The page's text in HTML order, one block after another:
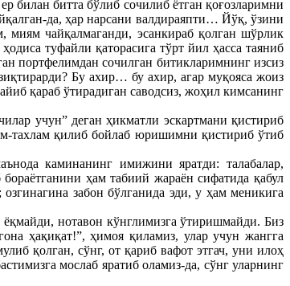
билан битта бўлиб сочилиб ётган қоғозларимни
да, ҳар нарсани валдираяпти… Йўқ, ўзини
миям чайқалмаганди, эсанкираб қолган шўрлик
туфайли қаторасига тўрт йил ҳасса таяниб
портфелимдан сочилган битикларимнинг изсиз
Бу ахир… бу ахир, агар муқояса жоиз
қараб ўтирадиган саводсиз, жоҳил кимсанинг
учун” деган ҳикматли эскартмани қистириб
тахлам қилиб бойлаб юришимни қистириб ўтиб
каминанинг имижини яратди: талабалар,
ҳам табиий жараён сифатида қабул
забон бўлганида эди, у ҳам меникига
нотавон кўнглимизга ўтиришмайди. Биз
ҳақиқат!”, ҳимоя қиламиз, улар учун жангга
қолган, сўнг, от қариб вафот этгач, уни илоҳ
мослаб яратиб оламиз-да, сўнг уларнинг